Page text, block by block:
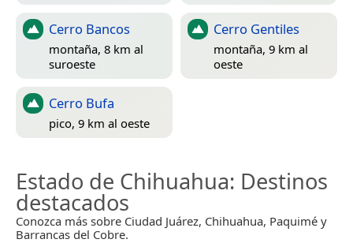
Cerro Bancos
montaña, 8 km al
suroeste
Cerro Gentiles
montaña, 9 km al
oeste
Cerro Bufa
pico, 9 km al oeste
Estado de Chihuahua: Destinos
destacados
Conozca más sobre Ciudad Juárez, Chihuahua, Paquimé y
Barrancas del Cobre.